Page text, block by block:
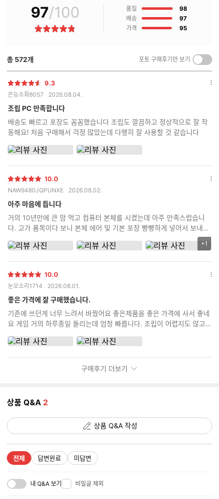
매
후
기
97/100
별
품질 98점
배송
97점
가격
95점
총 572개 포토 구매후기만 보기
켜
기/
별
점
9.3
은능소화8057 2026.08.04.
조립 PC 만족합니다
배송도 빠르고 포장도 꼼꼼했습니다 조립도 깔끔하고 정상적으로 잘 작
동해요! 처음 구매해서 걱정 많았는데 다행히 잘 사용할 것 같습니다
옵
별
점
10.0
NAW9480JQPUNXE 2026.08.02.
아주 마음에 듭니다
거의 10년만에 큰 맘 먹고 컴퓨터 본체를 시켰는데 아주 만족스럽습니
다. 고가 품목이다 보니 본체 에어 및 기본 포장 빵빵하게 넣어서 보내주
비 포함 안하고 신청했는데 먼저 전화해서 조립 신청 안했는데 신청 안
다는 생각이 드네요
리
갯
수
+1
옵
별
점
10.0
눈오소리1714 2026.08.01.
좋은 가격에 잘 구매했습니다.
기존에 쓰던게 너무 느려서 바꿨어요 좋은제품을 좋은 가격에 사서 좋네
요 게임 거의 하루종일 돌리는데 엄청 빠릅니다. 조립이 어렵지도 않고
옵
구매후기 더보기
상품 Q&A 2
상품 Q&A 작성
전체 답변완료 미답변
내 Q&A 보기 비밀글 제외